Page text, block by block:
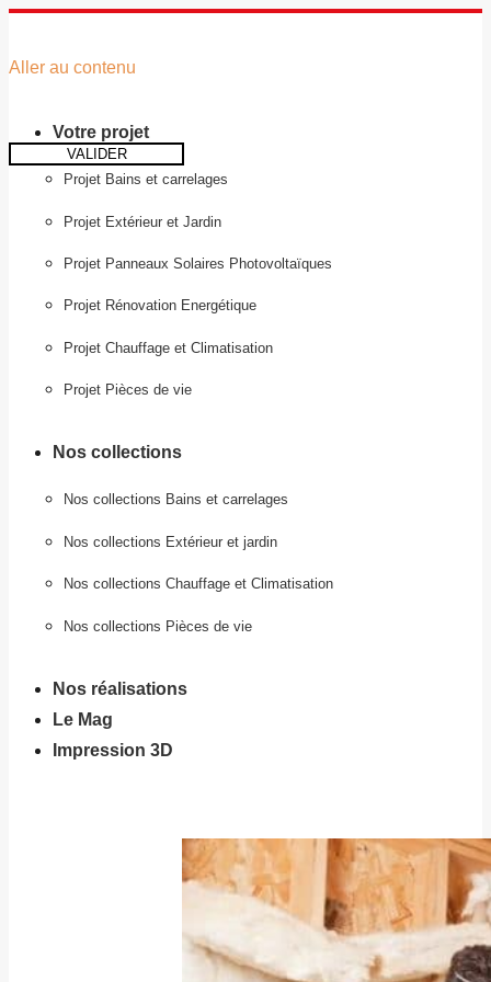
Aller au contenu
Votre projet
Projet Bains et carrelages
Projet Extérieur et Jardin
Projet Panneaux Solaires Photovoltaïques
Projet Rénovation Energétique
Projet Chauffage et Climatisation
Projet Pièces de vie
Nos collections
Nos collections Bains et carrelages
Nos collections Extérieur et jardin
Nos collections Chauffage et Climatisation
Nos collections Pièces de vie
Nos réalisations
Le Mag
Impression 3D
VALIDER